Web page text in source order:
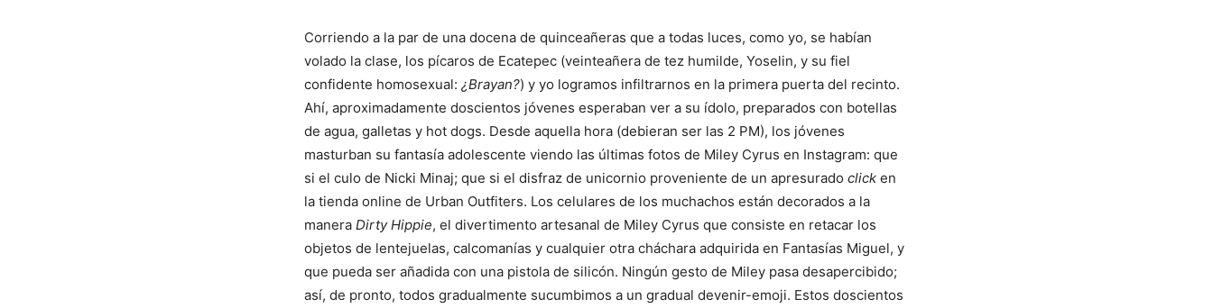
Corriendo a la par de una docena de quinceañeras que a todas luces, como yo, se habían
volado la clase, los pícaros de Ecatepec (veinteañera de tez humilde, Yoselin, y su fiel
confidente homosexual: ¿Brayan?) y yo logramos infiltrarnos en la primera puerta del recinto.
Ahí, aproximadamente doscientos jóvenes esperaban ver a su ídolo, preparados con botellas
de agua, galletas y hot dogs. Desde aquella hora (debieran ser las 2 PM), los jóvenes
masturban su fantasía adolescente viendo las últimas fotos de Miley Cyrus en Instagram: que
si el culo de Nicki Minaj; que si el disfraz de unicornio proveniente de un apresurado click en
la tienda online de Urban Outfiters. Los celulares de los muchachos están decorados a la
manera Dirty Hippie, el divertimento artesanal de Miley Cyrus que consiste en retacar los
objetos de lentejuelas, calcomanías y cualquier otra cháchara adquirida en Fantasías Miguel, y
que pueda ser añadida con una pistola de silicón. Ningún gesto de Miley pasa desapercibido;
así, de pronto, todos gradualmente sucumbimos a un gradual devenir-emoji. Estos doscientos